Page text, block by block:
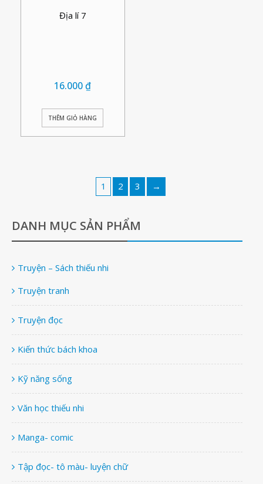
Địa lí 7
16.000₫
THÊM GIỎ HÀNG
1 2 3 →
DANH MỤC SẢN PHẨM
Truyện – Sách thiếu nhi
Truyện tranh
Truyện đọc
Kiến thức bách khoa
Kỹ năng sống
Văn học thiếu nhi
Manga- comic
Tập đọc- tô màu- luyện chữ